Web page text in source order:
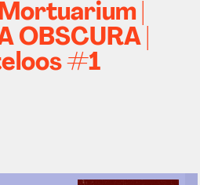
|
OBSCURA |
#1